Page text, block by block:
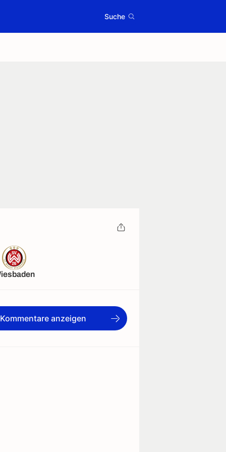
Suche
anzeigen